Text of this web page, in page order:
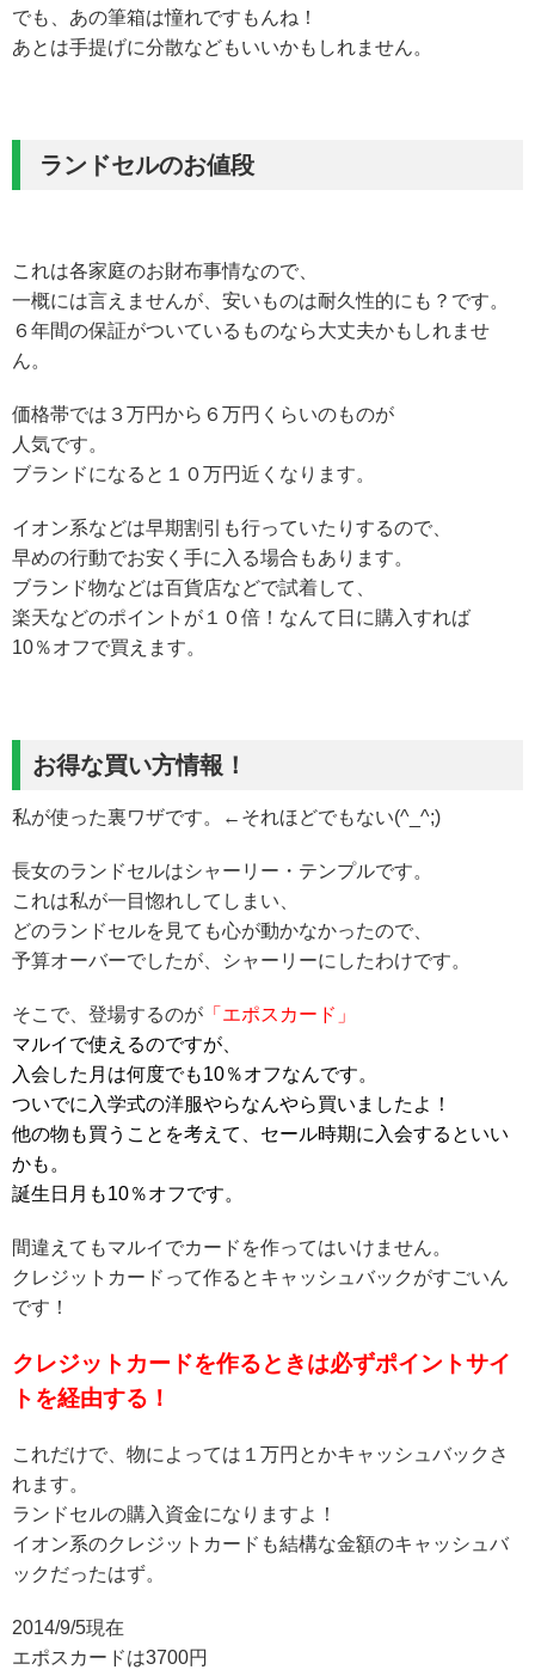
でも、あの筆箱は憧れですもんね！
あとは手提げに分散などもいいかもしれません。
ランドセルのお値段
これは各家庭のお財布事情なので、
一概には言えませんが、安いものは耐久性的にも？です。
６年間の保証がついているものなら大丈夫かもしれませ
ん。
価格帯では３万円から６万円くらいのものが
人気です。
ブランドになると１０万円近くなります。
イオン系などは早期割引も行っていたりするので、
早めの行動でお安く手に入る場合もあります。
ブランド物などは百貨店などで試着して、
楽天などのポイントが１０倍！なんて日に購入すれば
10％オフで買えます。
お得な買い方情報！
私が使った裏ワザです。←それほどでもない(^_^;)
長女のランドセルはシャーリー・テンプルです。
これは私が一目惚れしてしまい、
どのランドセルを見ても心が動かなかったので、
予算オーバーでしたが、シャーリーにしたわけです。
そこで、登場するのが 「エポスカード」
マルイで使えるのですが、
入会した月は何度でも10％オフなんです。
ついでに入学式の洋服やらなんやら買いましたよ！
他の物も買うことを考えて、セール時期に入会するといい
かも。
誕生日月も10％オフです。
間違えてもマルイでカードを作ってはいけません。
クレジットカードって作るとキャッシュバックがすごいん
です！
クレジットカードを作るときは必ずポイントサイ
トを経由する！
これだけで、物によっては１万円とかキャッシュバックさ
れます。
ランドセルの購入資金になりますよ！
イオン系のクレジットカードも結構な金額のキャッシュバ
ックだったはず。
2014/9/5現在
エポスカードは3700円